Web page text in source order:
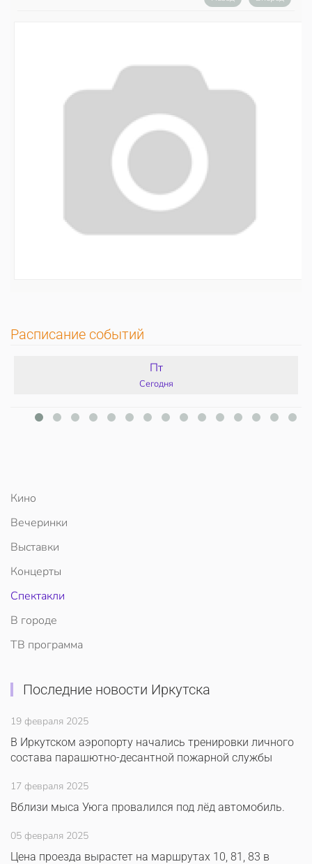
Расписание событий
Пт
Сегодня
Кино
Вечеринки
Выставки
Концерты
Спектакли
В городе
ТВ программа
Последние новости Иркутска
19 февраля 2025
В Иркутском аэропорту начались тренировки личного
состава парашютно-десантной пожарной службы
17 февраля 2025
Вблизи мыса Уюга провалился под лёд автомобиль.
05 февраля 2025
Цена проезда вырастет на маршрутах 10, 81, 83 в